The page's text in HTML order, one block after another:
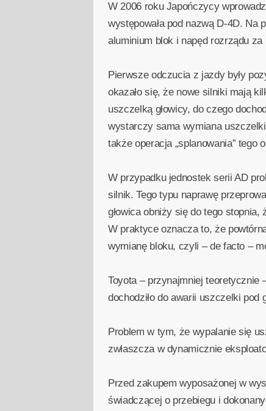
W 2006 roku Japończycy
występowała pod nazwą D-4D. Na
aluminium blok i napęd rozrządu
Pierwsze odczucia z jazdy były
okazało się, że nowe silniki mają
uszczelką głowicy, do czego
wystarczy sama wymiana
także operacja „splanowania” tego
W przypadku jednostek serii AD
silnik. Tego typu naprawę
głowica obniży się do tego
W praktyce oznacza to, że
wymianę bloku, czyli – de facto –
Toyota – przynajmniej teoretycznie
dochodziło do awarii uszczelki pod
Problem w tym, że wypalanie się
zwłaszcza w dynamicznie
Przed zakupem wyposażonej w
świadczącej o przebiegu i